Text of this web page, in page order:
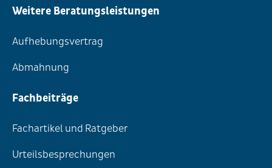
Weitere Beratungsleistungen
Aufhebungsvertrag
Abmahnung
Fachbeiträge
Fachartikel und Ratgeber
Urteilsbesprechungen